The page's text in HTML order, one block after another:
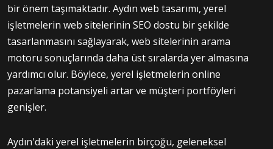
bir önem taşımaktadır. Aydın web tasarımı, yerel
işletmelerin web sitelerinin SEO dostu bir şekilde
tasarlanmasını sağlayarak, web sitelerinin arama
motoru sonuçlarında daha üst sıralarda yer almasına
yardımcı olur. Böylece, yerel işletmelerin online
pazarlama potansiyeli artar ve müşteri portföyleri
genişler.
Aydın'daki yerel işletmelerin birçoğu, geleneksel